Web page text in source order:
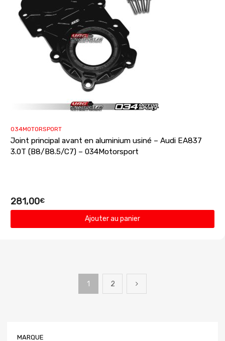
034MOTORSPORT
Joint principal avant en aluminium usiné – Audi EA837
3.0T (B8/B8.5/C7) – 034Motorsport
281,00€
Ajouter au panier
1 2
MARQUE